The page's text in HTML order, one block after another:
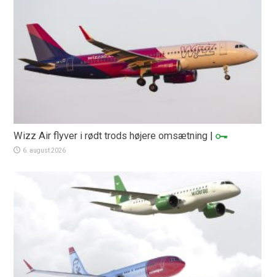
Wizz Air flyver i rødt trods højere omsætning |
6. august 2026